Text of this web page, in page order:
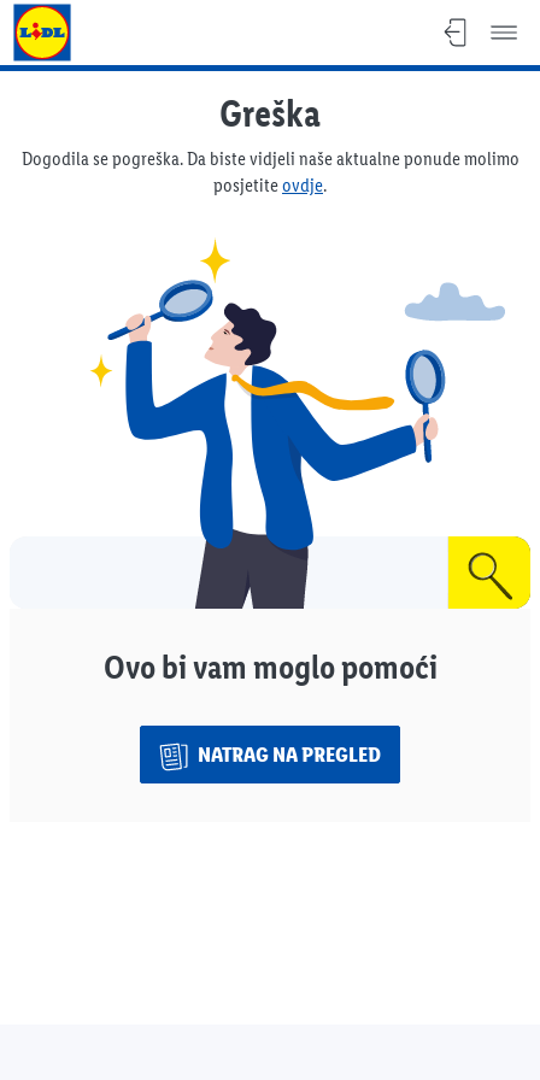
Lidl katalog
Greška
Dogodila se pogreška. Da biste vidjeli naše aktualne ponude molimo
posjetiteovdje.
Ovo bi vam moglo pomoći
NATRAG NA PREGLED